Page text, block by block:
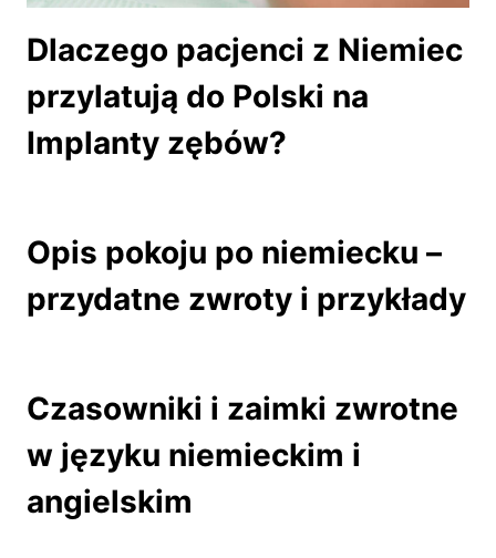
Dlaczego pacjenci z Niemiec
przylatują do Polski na
Implanty zębów?
Opis pokoju po niemiecku –
przydatne zwroty i przykłady
Czasowniki i zaimki zwrotne
w języku niemieckim i
angielskim